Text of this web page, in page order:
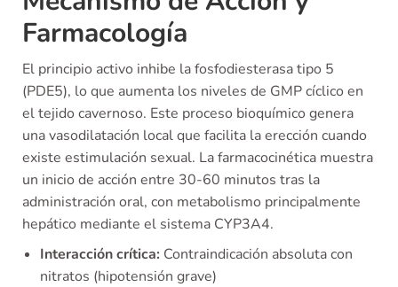
Farmacología
El principio activo inhibe la fosfodiesterasa tipo 5
(PDE5), lo que aumenta los niveles de GMP cíclico en
el tejido cavernoso. Este proceso bioquímico genera
una vasodilatación local que facilita la erección cuando
existe estimulación sexual. La farmacocinética muestra
un inicio de acción entre 30-60 minutos tras la
administración oral, con metabolismo principalmente
hepático mediante el sistema CYP3A4.
Interacción crítica: Contraindicación absoluta con
nitratos (hipotensión grave)